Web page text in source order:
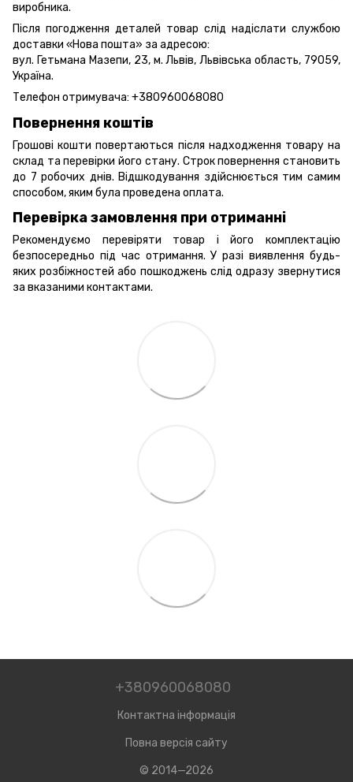
виробника.
Після погодження деталей товар слід надіслати службою
доставки «Нова пошта» за адресою:
вул. Гетьмана Мазепи, 23, м. Львів, Львівська область, 79059,
Україна.
Телефон отримувача: +380960068080
Повернення коштів
Грошові кошти повертаються після надходження товару на
склад та перевірки його стану. Строк повернення становить
до 7 робочих днів. Відшкодування здійснюється тим самим
способом, яким була проведена оплата.
Перевірка замовлення при отриманні
Рекомендуємо перевіряти товар і його комплектацію
безпосередньо під час отримання. У разі виявлення будь-
яких розбіжностей або пошкоджень слід одразу звернутися
за вказаними контактами.
+380960068080
Контактна інформація
Повна версія сайту
© 2014—2026